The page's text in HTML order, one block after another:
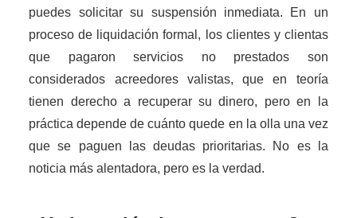
puedes solicitar su suspensión inmediata. En un
proceso de liquidación formal, los clientes y clientas
que pagaron servicios no prestados son
considerados acreedores valistas, que en teoría
tienen derecho a recuperar su dinero, pero en la
práctica depende de cuánto quede en la olla una vez
que se paguen las deudas prioritarias. No es la
noticia más alentadora, pero es la verdad.